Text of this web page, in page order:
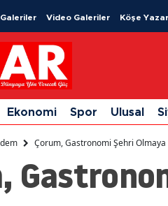
Video Galeriler Köşe
Ekonomi Spor Ulusal
Çorum, Gastronomi Şehri Olmaya